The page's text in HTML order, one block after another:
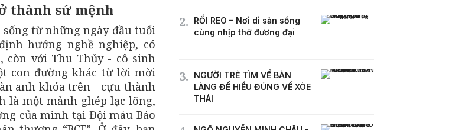
thành sứ mệnh
từ những ngày đầu tuổi
hướng nghề nghiệp, có
còn với Thu Thủy - cô sinh
con đường khác từ lời mời
anh khóa trên - cựu thành
là một mảnh ghép lạc lõng,
của mình tại Đội máu Báo
RỐI REO – Nơi di sản sống
cùng nhịp thở đương đại
NGƯỜI TRẺ TÌM VỀ BẢN
LÀNG ĐỂ HIỂU ĐÚNG VỀ XÒE
THÁI